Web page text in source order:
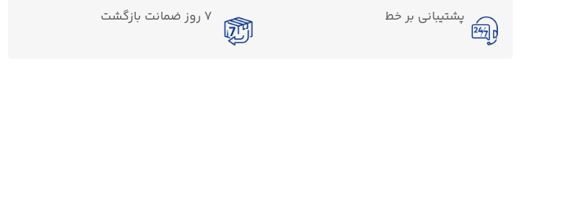
پشتیبانی بر خط 7 روز ضمانت بازگشت